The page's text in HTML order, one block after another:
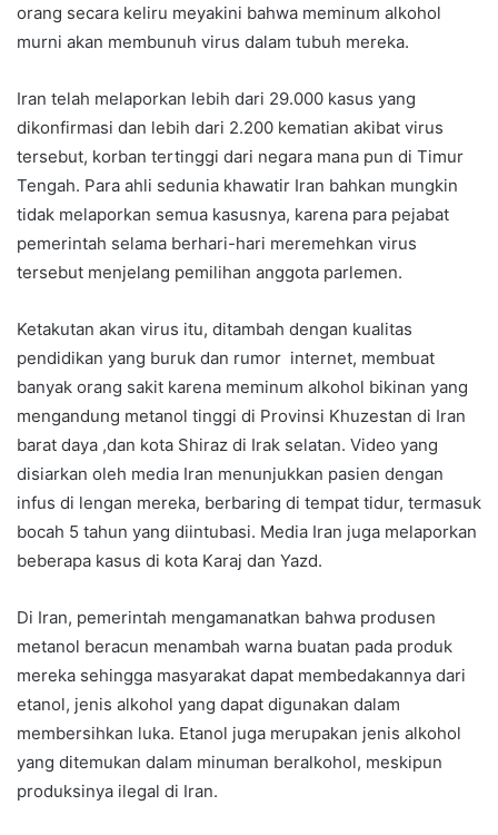
orang secara keliru meyakini bahwa meminum alkohol
murni akan membunuh virus dalam tubuh mereka.
Iran telah melaporkan lebih dari 29.000 kasus yang
dikonfirmasi dan lebih dari 2.200 kematian akibat virus
tersebut, korban tertinggi dari negara mana pun di Timur
Tengah. Para ahli sedunia khawatir Iran bahkan mungkin
tidak melaporkan semua kasusnya, karena para pejabat
pemerintah selama berhari-hari meremehkan virus
tersebut menjelang pemilihan anggota parlemen.
Ketakutan akan virus itu, ditambah dengan kualitas
pendidikan yang buruk dan rumor internet, membuat
banyak orang sakit karena meminum alkohol bikinan yang
mengandung metanol tinggi di Provinsi Khuzestan di Iran
barat daya ,dan kota Shiraz di Irak selatan. Video yang
disiarkan oleh media Iran menunjukkan pasien dengan
infus di lengan mereka, berbaring di tempat tidur, termasuk
bocah 5 tahun yang diintubasi. Media Iran juga melaporkan
beberapa kasus di kota Karaj dan Yazd.
Di Iran, pemerintah mengamanatkan bahwa produsen
metanol beracun menambah warna buatan pada produk
mereka sehingga masyarakat dapat membedakannya dari
etanol, jenis alkohol yang dapat digunakan dalam
membersihkan luka. Etanol juga merupakan jenis alkohol
yang ditemukan dalam minuman beralkohol, meskipun
produksinya ilegal di Iran.